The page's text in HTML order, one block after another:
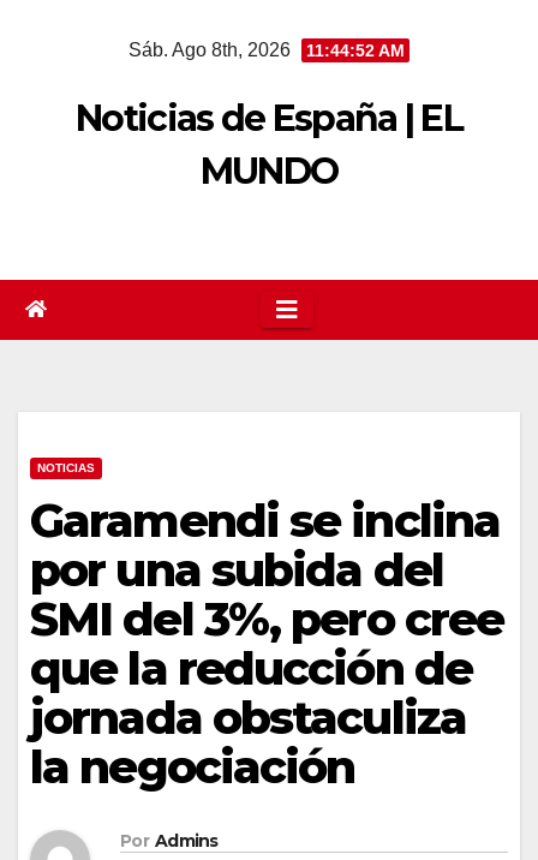
Sáb. Ago 8th, 2026 11:44:52 AM
Noticias de España | EL
MUNDO
NOTICIAS
Garamendi se inclina
por una subida del
SMI del 3%, pero cree
que la reducción de
jornada obstaculiza
la negociación
Por Admins